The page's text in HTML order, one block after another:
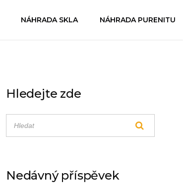
NÁHRADA SKLA NÁHRADA PURENITU
Hledejte zde
Nedávný příspěvek